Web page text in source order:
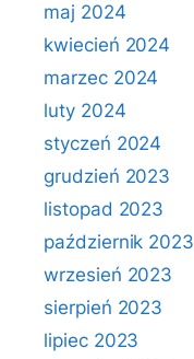
maj 2024
kwiecień 2024
marzec 2024
luty 2024
styczeń 2024
grudzień 2023
listopad 2023
październik 2023
wrzesień 2023
sierpień 2023
lipiec 2023